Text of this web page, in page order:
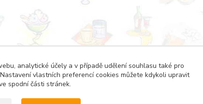
analytické účely a v případě udělení souhlasu také pro
vlastních preferencí cookies můžete kdykoli upravit
spodní části stránek.